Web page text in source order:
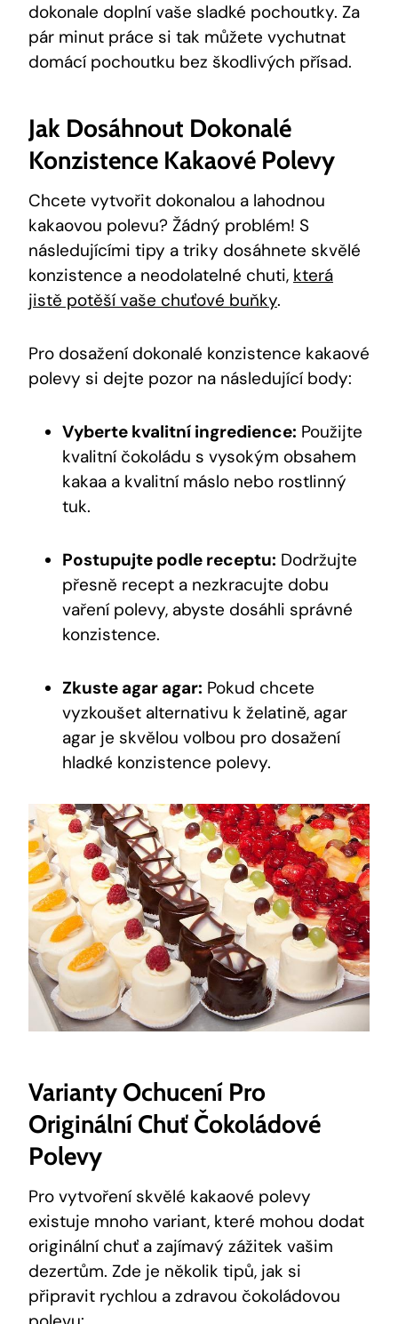
dokonale doplní vaše sladké pochoutky. Za
pár minut práce si tak můžete vychutnat
domácí pochoutku bez škodlivých přísad.
Jak Dosáhnout Dokonalé
Konzistence Kakaové Polevy
Chcete vytvořit dokonalou a lahodnou
kakaovou polevu? Žádný problém! S
následujícími tipy a triky dosáhnete skvělé
konzistence a neodolatelné chuti, která
jistě potěší vaše chuťové buňky.
Pro dosažení dokonalé konzistence kakaové
polevy si dejte pozor na následující body:
Vyberte kvalitní ingredience: Použijte
kvalitní čokoládu s vysokým obsahem
kakaa a kvalitní máslo nebo rostlinný
tuk.
Postupujte podle receptu: Dodržujte
přesně recept a nezkracujte dobu
vaření polevy, abyste dosáhli správné
konzistence.
Zkuste agar agar: Pokud chcete
vyzkoušet alternativu k želatině, agar
agar je skvělou volbou pro dosažení
hladké konzistence polevy.
Varianty Ochucení Pro
Originální Chuť Čokoládové
Polevy
Pro vytvoření skvělé kakaové polevy
existuje mnoho variant, které mohou dodat
originální chuť a zajímavý zážitek vašim
dezertům. Zde je několik tipů, jak si
připravit rychlou a zdravou čokoládovou